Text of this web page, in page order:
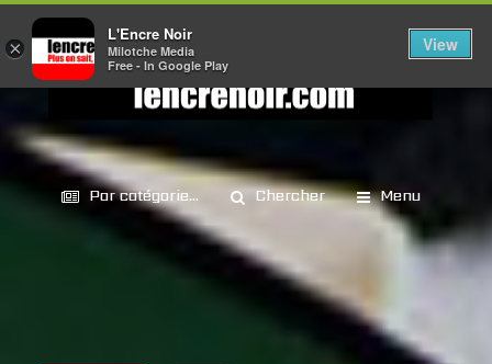
Par catégorie... Chercher Menu
×
L'Encre Noir
Milotche Media
Free - In Google Play
View